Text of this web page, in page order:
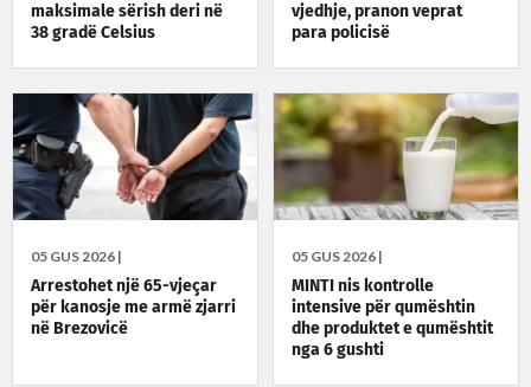
maksimale sërish deri në
38 gradë Celsius
vjedhje, pranon veprat
para policisë
05 GUS 2026 |
Arrestohet një 65-vjeçar
për kanosje me armë zjarri
në Brezovicë
05 GUS 2026 |
MINTI nis kontrolle
intensive për qumështin
dhe produktet e qumështit
nga 6 gushti